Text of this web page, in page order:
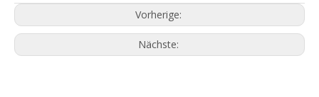
Vorherige:
Nächste: